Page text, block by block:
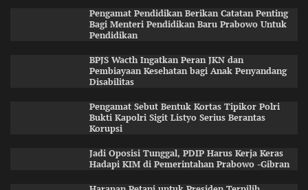
Pengamat Pendidikan Berikan Catatan Penting
Bagi Menteri Pendidikan Baru Prabowo Untuk
Pendidikan
BPJS Wacth Ingatkan Peran JKN dan
Pembiayaan Kesehatan bagi Anak Penyandang
Disabilitas
Pengamat Sebut Bentuk Kortas Tipikor Polri
Bukti Kapolri Sigit Listyo Serius Berantas
Korupsi
Jadi Oposisi Tunggal, PDIP Harus Kerja Keras
Hadapi KIM di Pemerintahan Prabowo -Gibran